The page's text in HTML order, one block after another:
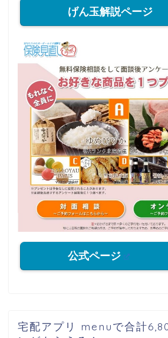
げん玉解説ページ
公式ページ
宅配アプリ menuで合計